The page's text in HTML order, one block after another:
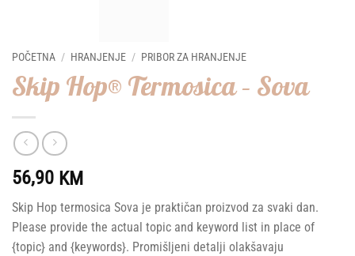
POČETNA / HRANJENJE / PRIBOR ZA HRANJENJE
Skip Hop® Termosica – Sova
56,90 KM
Skip Hop termosica Sova je praktičan proizvod za svaki dan.
Please provide the actual topic and keyword list in place of
{topic} and {keywords}. Promišljeni detalji olakšavaju